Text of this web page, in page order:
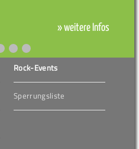
» weitere Infos
Rock-Events
Sperrungsliste